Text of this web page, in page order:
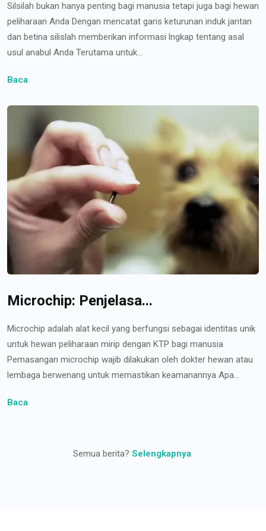
Silsilah bukan hanya penting bagi manusia tetapi juga bagi hewan
peliharaan Anda Dengan mencatat garis keturunan induk jantan
dan betina silislah memberikan informasi lngkap tentang asal
usul anabul Anda Terutama untuk...
Baca
Microchip: Penjelasa...
Microchip adalah alat kecil yang berfungsi sebagai identitas unik
untuk hewan peliharaan mirip dengan KTP bagi manusia
Pemasangan microchip wajib dilakukan oleh dokter hewan atau
lembaga berwenang untuk memastikan keamanannya Apa...
Baca
Semua berita? Selengkapnya